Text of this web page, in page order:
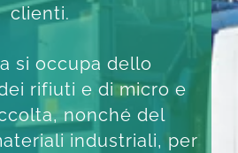
clienti.
si occupa dello
rifiuti e di micro e
nonché del
industriali, per